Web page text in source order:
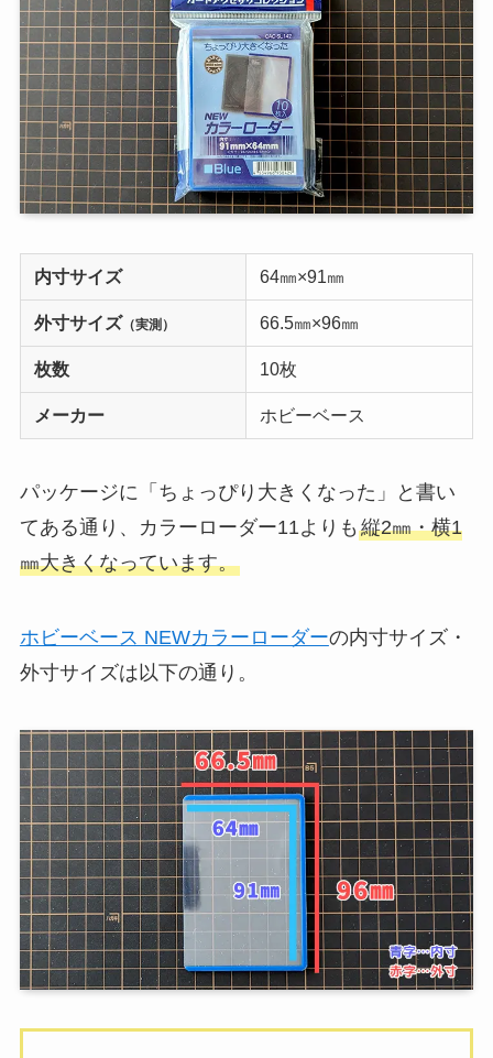
内寸サイズ 64㎜×91㎜
外寸サイズ （実測） 66.5㎜×96㎜
枚数 10枚
メーカー ホビーベース
パッケージに「ちょっぴり大きくなった」と書い
てある通り、カラーローダー11よりも 縦2㎜・横1
㎜大きくなっています。
ホビーベース NEWカラーローダーの内寸サイズ・
外寸サイズは以下の通り。